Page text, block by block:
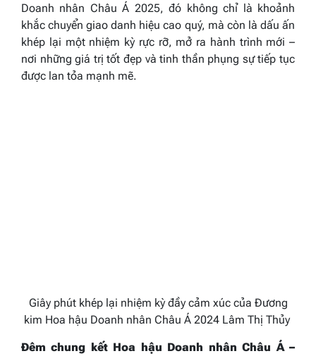
Doanh nhân Châu Á 2025, đó không chỉ là khoảnh
khắc chuyển giao danh hiệu cao quý, mà còn là dấu ấn
khép lại một nhiệm kỳ rực rỡ, mở ra hành trình mới –
nơi những giá trị tốt đẹp và tinh thần phụng sự tiếp tục
được lan tỏa mạnh mẽ.
Giây phút khép lại nhiệm kỳ đầy cảm xúc của Đương
kim Hoa hậu Doanh nhân Châu Á 2024 Lâm Thị Thủy
Đêm chung kết Hoa hậu Doanh nhân Châu Á –